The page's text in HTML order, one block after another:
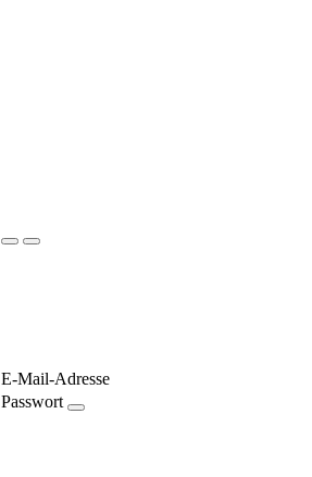
E-Mail-Adresse
Passwort